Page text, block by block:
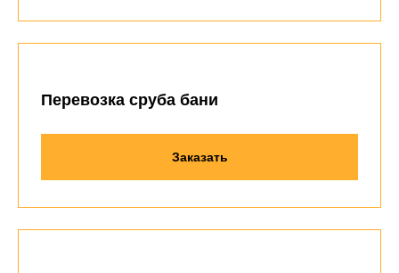
Перевозка сруба бани
Заказать